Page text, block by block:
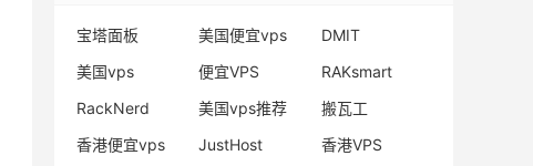
宝塔面板 美国便宜vps
DMIT
美国vps
便宜VPS
RAKsmart
RackNerd
美国vps推荐
搬瓦工
香港便宜vps
JustHost
香港VPS